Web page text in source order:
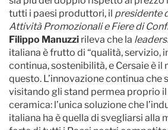
tutti i paesi produttori, il presidente
Attività Promozionali e Fiere di
Filippo Manuzzi rileva che la
italiana è frutto di “qualità, servizio,
continua, sostenibilità, e Cersaie è
questo. L’innovazione continua che
visitando gli stand permea proprio
ceramica: l’unica soluzione che
italiana ha è quella di svegliarsi alla